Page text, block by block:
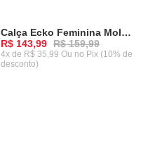
-10%
Calça Ecko Feminina Moletom Rosa
R$ 143,99 R$ 159,99
4x de R$ 35,99 Ou no Pix (10% de
desconto)